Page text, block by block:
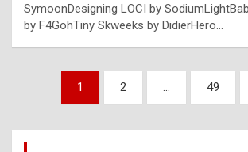
l
e
x
a
SymoonDesigning LOCI by
by F4GohTiny Skweeks by DidierHero…
Pagination
publications
1 2 … 49